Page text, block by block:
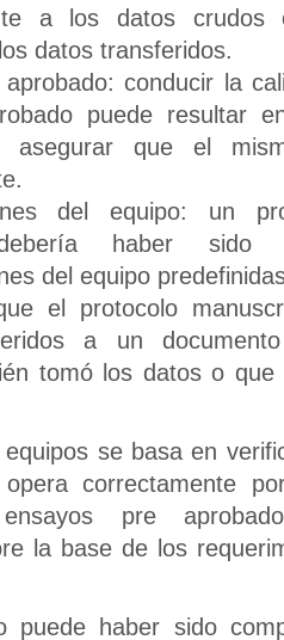
a los datos crudos
datos transferidos.
aprobado: conducir la
puede resultar
asegurar que el
del equipo: un
haber sido
del equipo
el protocolo
a un
tomó los datos o
se basa en
correctamente
pre
la base de los
puede haber sido